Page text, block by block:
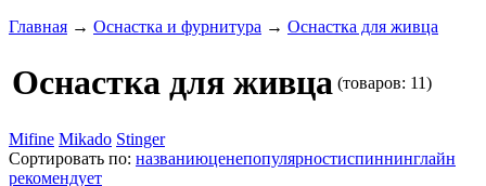
Главная → Оснастка и фурнитура → Оснастка для живца
Оснастка для живца (товаров: 11)
Mifine Mikado Stinger
Сортировать по: названиюценепопулярностиспиннинглайн
рекомендует